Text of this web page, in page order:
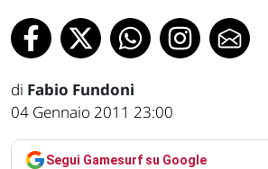
di Fabio Fundoni
04 Gennaio 2011 23:00
Segui Gamesurf su Google